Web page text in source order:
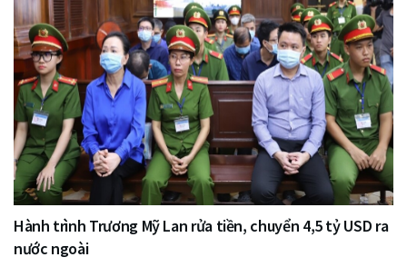
Hành trình Trương Mỹ Lan rửa tiền, chuyển 4,5 tỷ USD ra
nước ngoài